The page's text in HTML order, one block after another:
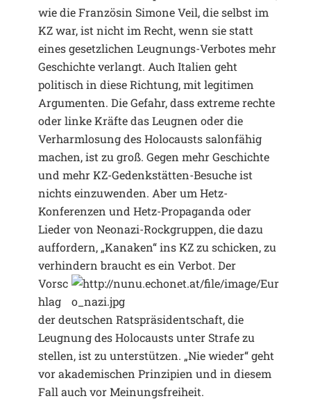
wie die Französin Simone Veil, die selbst im
KZ war, ist nicht im Recht, wenn sie statt
eines gesetzlichen Leugnungs-Verbotes mehr
Geschichte verlangt. Auch Italien geht
politisch in diese Richtung, mit legitimen
Argumenten. Die Gefahr, dass extreme rechte
oder linke Kräfte das Leugnen oder die
Verharmlosung des Holocausts salonfähig
machen, ist zu groß. Gegen mehr Geschichte
und mehr KZ-Gedenkstätten-Besuche ist
nichts einzuwenden. Aber um Hetz-
Konferenzen und Hetz-Propaganda oder
Lieder von Neonazi-Rockgruppen, die dazu
auffordern, „Kanaken“ ins KZ zu schicken, zu
verhindern braucht esein Verbot. Der
Vorsc
hlag
der deutschen Ratspräsidentschaft, die
Leugnung des Holocausts unter Strafe zu
stellen, ist zu unterstützen. „Nie wieder“ geht
vor akademischen Prinzipien und in diesem
Fall auch vor Meinungsfreiheit.